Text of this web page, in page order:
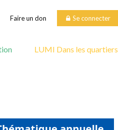
Faire un don Se connecter
LUMI Dans les quartiers